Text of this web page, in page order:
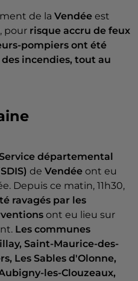
de la Vendée est
, pour risque accru de feux
pompiers ont été
incendies, tout au
départemental
de Vendée ont eu
Depuis ce matin, 11h30,
ravagés par les
ont eu lieu sur
Les communes
Saint-Maurice-des-
Les Sables d'Olonne,
les-Clouzeaux,